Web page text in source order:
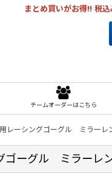
まとめ買いがお得!! 税
チームオーダーはこちら
レーシングゴーグル ミラーレ
ゴーグル ミラーレ